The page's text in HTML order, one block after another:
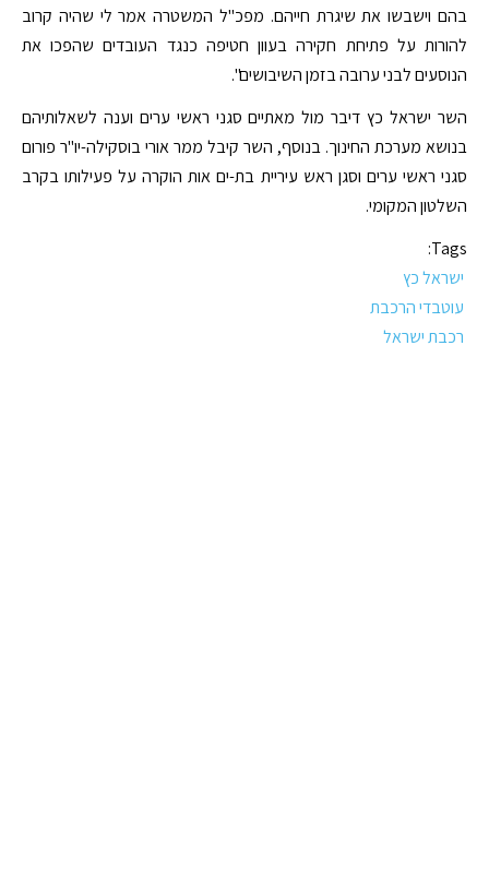
בהם וישבשו את שיגרת חייהם. מפכ"ל המשטרה אמר לי שהיה קרוב
להורות על פתיחת חקירה בעוון חטיפה כנגד העובדים שהפכו את
הנוסעים לבני ערובה בזמן השיבושים".
השר ישראל כץ דיבר מול מאתיים סגני ראשי ערים וענה לשאלותיהם
בנושא מערכת החינוך. בנוסף, השר קיבל ממר אורי בוסקילה-יו"ר פורום
סגני ראשי ערים וסגן ראש עיריית בת-ים אות הוקרה על פעילותו בקרב
השלטון המקומי.
Tags:
ישראל כץ
עוטבדי הרכבת
רכבת ישראל